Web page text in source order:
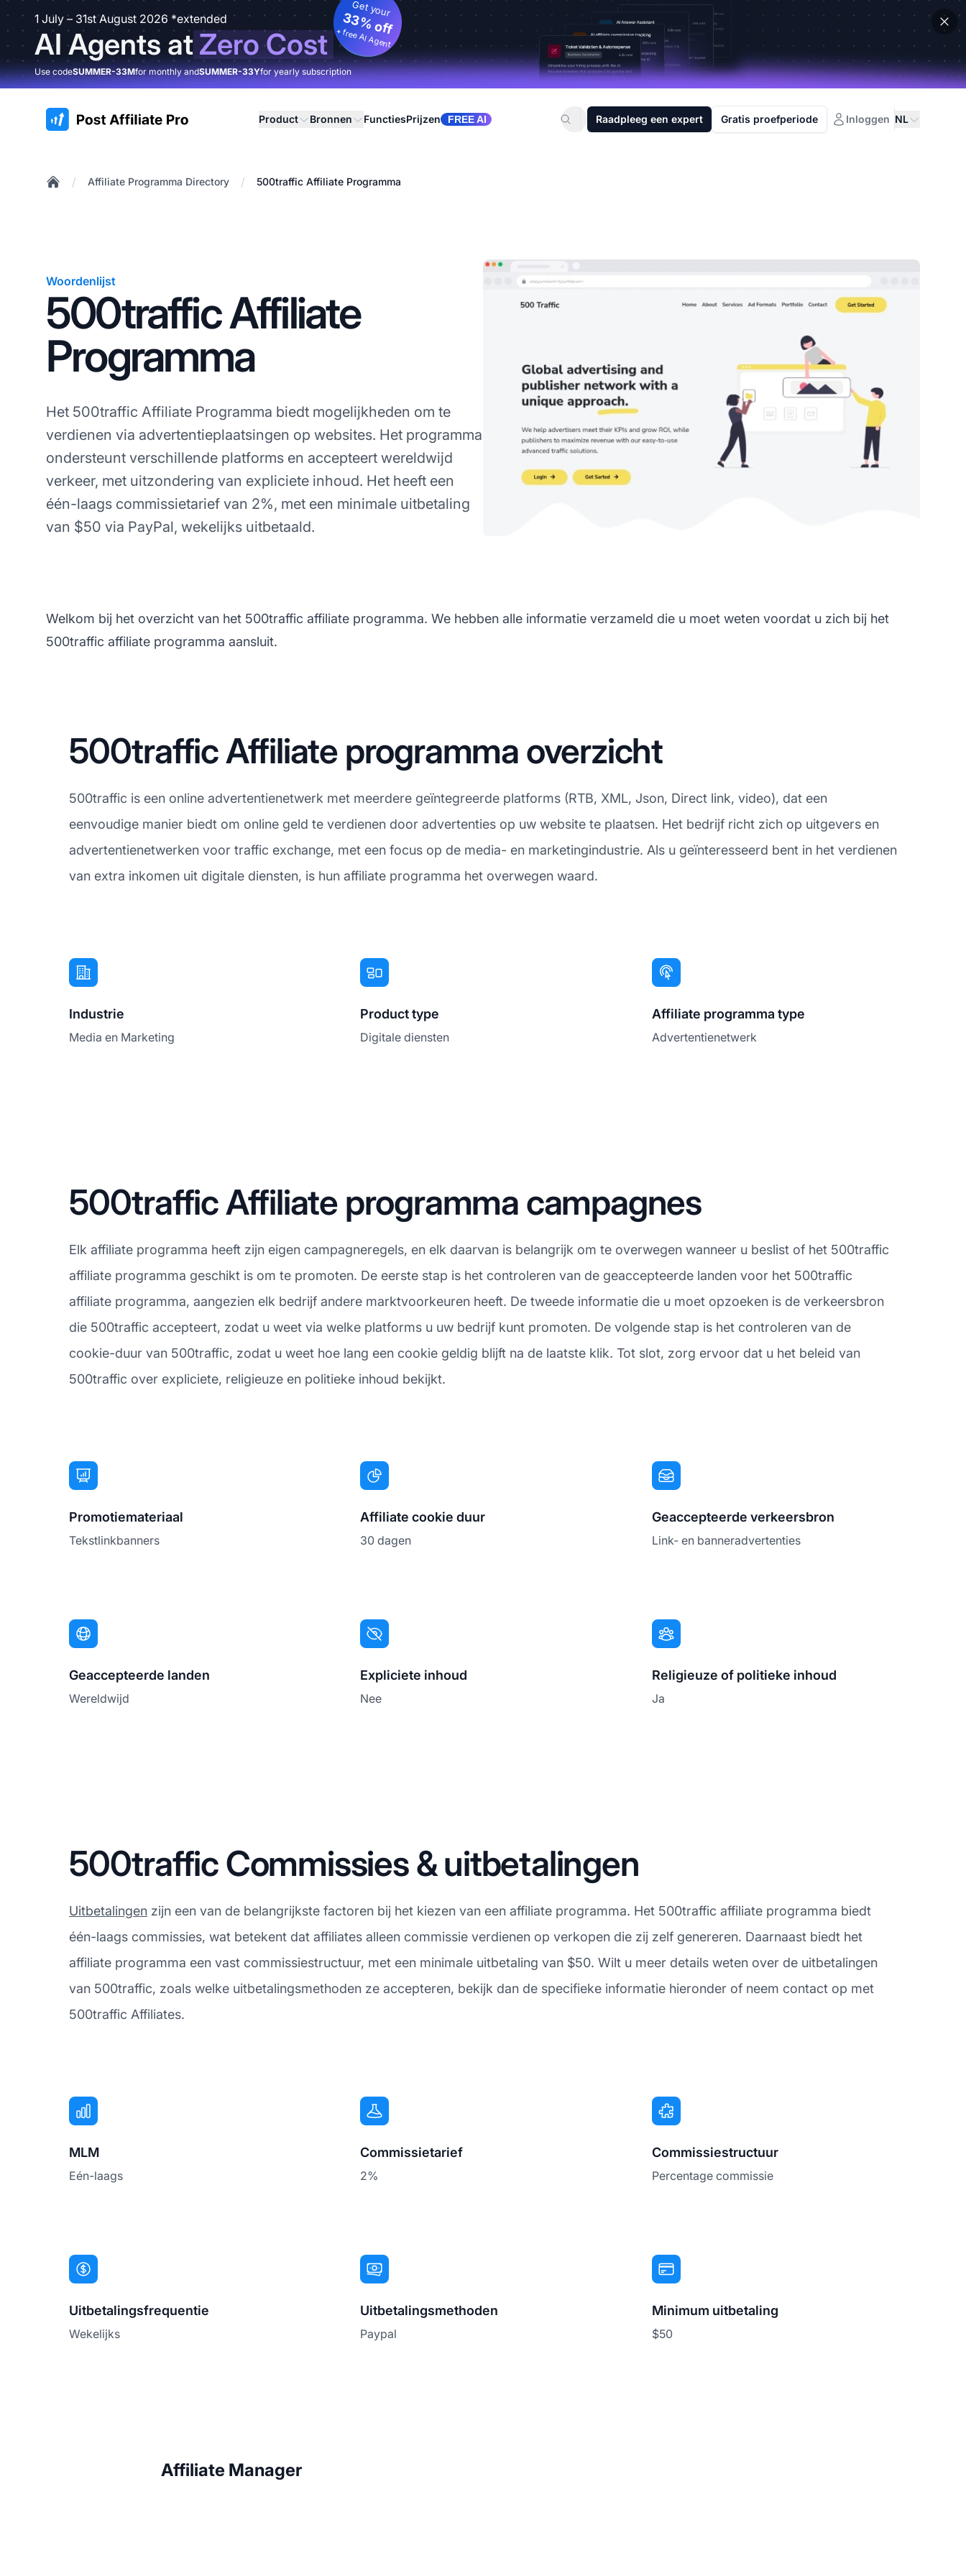
1 July – 31st August 2026 *extended
AI Agents atZero Cost
Get your
33% off
+ free AI Agent
Use codeSUMMER-33Mfor monthly andSUMMER-33Yfor yearly subscription
:site.title Product Bronnen FunctiesPrijzen FREE AI Raadpleeg een expert Gratis proefperiode Inloggen NL
/ Affiliate Programma Directory / 500traffic Affiliate Programma
Woordenlijst
500traffic Affiliate
Programma
Het 500traffic Affiliate Programma biedt mogelijkheden om te
verdienen via advertentieplaatsingen op websites. Het programma
ondersteunt verschillende platforms en accepteert wereldwijd
verkeer, met uitzondering van expliciete inhoud. Het heeft een
één-laags commissietarief van 2%, met een minimale uitbetaling
van $50 via PayPal, wekelijks uitbetaald.
Welkom bij het overzicht van het 500traffic affiliate programma. We hebben alle informatie verzameld die u moet weten voordat u zich bij het
500traffic affiliate programma aansluit.
500traffic Affiliate programma overzicht
500traffic is een online advertentienetwerk met meerdere geïntegreerde platforms (RTB, XML, Json, Direct link, video), dat een
eenvoudige manier biedt om online geld te verdienen door advertenties op uw website te plaatsen. Het bedrijf richt zich op uitgevers en
advertentienetwerken voor traffic exchange, met een focus op de media- en marketingindustrie. Als u geïnteresseerd bent in het verdienen
van extra inkomen uit digitale diensten, is hun affiliate programma het overwegen waard.
Industrie
Media en Marketing
Product type
Digitale diensten
Affiliate programma type
Advertentienetwerk
500traffic Affiliate programma campagnes
Elk affiliate programma heeft zijn eigen campagneregels, en elk daarvan is belangrijk om te overwegen wanneer u beslist of het 500traffic
affiliate programma geschikt is om te promoten. De eerste stap is het controleren van de geaccepteerde landen voor het 500traffic
affiliate programma, aangezien elk bedrijf andere marktvoorkeuren heeft. De tweede informatie die u moet opzoeken is de verkeersbron
die 500traffic accepteert, zodat u weet via welke platforms u uw bedrijf kunt promoten. De volgende stap is het controleren van de
cookie-duur van 500traffic, zodat u weet hoe lang een cookie geldig blijft na de laatste klik. Tot slot, zorg ervoor dat u het beleid van
500traffic over expliciete, religieuze en politieke inhoud bekijkt.
Promotiemateriaal
Tekstlinkbanners
Affiliate cookie duur
30 dagen
Geaccepteerde verkeersbron
Link- en banneradvertenties
Geaccepteerde landen
Wereldwijd
Expliciete inhoud
Nee
Religieuze of politieke inhoud
Ja
500traffic Commissies & uitbetalingen
Uitbetalingen zijn een van de belangrijkste factoren bij het kiezen van een affiliate programma. Het 500traffic affiliate programma biedt
één-laags commissies, wat betekent dat affiliates alleen commissie verdienen op verkopen die zij zelf genereren. Daarnaast biedt het
affiliate programma een vast commissiestructuur, met een minimale uitbetaling van $50. Wilt u meer details weten over de uitbetalingen
van 500traffic, zoals welke uitbetalingsmethoden ze accepteren, bekijk dan de specifieke informatie hieronder of neem contact op met
500traffic Affiliates.
MLM
Eén-laags
Commissietarief
2%
Commissiestructuur
Percentage commissie
Uitbetalingsfrequentie
Wekelijks
Uitbetalingsmethoden
Paypal
Minimum uitbetaling
$50
Affiliate Manager